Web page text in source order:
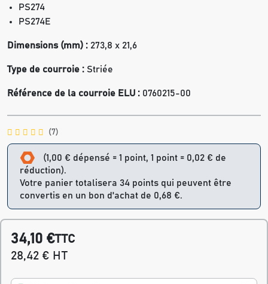
PS274
PS274E
Dimensions (mm) : 273,8 x 21,6
Type de courroie : Striée
Référence de la courroie ELU : 0760215-00
(7)
(1,00 € dépensé = 1 point, 1 point = 0,02 € de
réduction).
Votre panier totalisera 34 points qui peuvent être
convertis en un bon d'achat de 0,68 €.
34,10 €TTC
28,42 € HT